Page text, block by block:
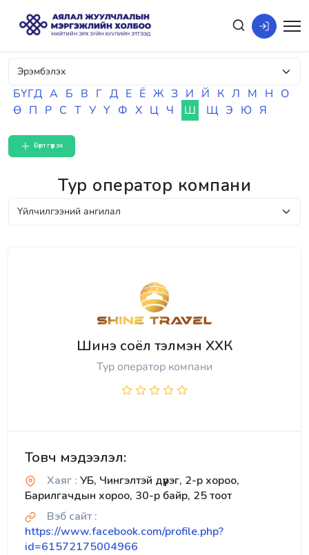
БҮГД А Б В Г Д Е Ё Ж З И Й К Л М Н О
Ө П Р С Т У Ү Ф Х Ц Ч Ш Щ Э Ю Я
Бүртгүүлэх
Тур оператор компани
Шинэ соёл тэлмэн ХХК
Тур оператор компани
Товч мэдээлэл:
Хаяг : УБ, Чингэлтэй дүүрэг, 2-р хороо,
Барилгачдын хороо, 30-р байр, 25 тоот
Вэб сайт :
https://www.facebook.com/profile.php?
id=61572175004966